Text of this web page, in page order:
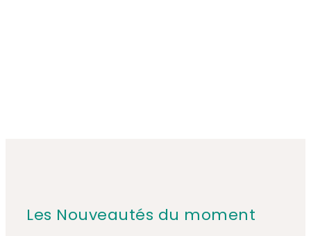
Les Nouveautés du moment